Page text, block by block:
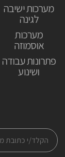
מערכות ישיבה
לגינה
מערכות
אוסמוזה
פתרונות עבודה
ושינוע